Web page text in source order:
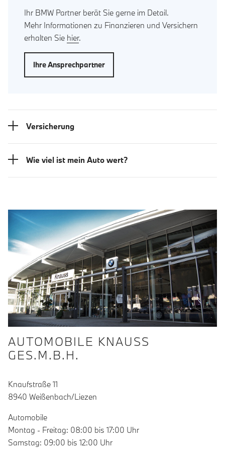
Ihr BMW Partner berät Sie gerne im Detail.
Mehr Informationen zu Finanzieren und Versichern
erhalten Sie hier.
Ihre Ansprechpartner
Versicherung
Wie viel ist mein Auto wert?
AUTOMOBILE KNAUSS
GES.M.B.H.
Knaufstraße 11
8940 Weißenbach/Liezen
Automobile
Montag - Freitag: 08:00 bis 17:00 Uhr
Samstag: 09:00 bis 12:00 Uhr